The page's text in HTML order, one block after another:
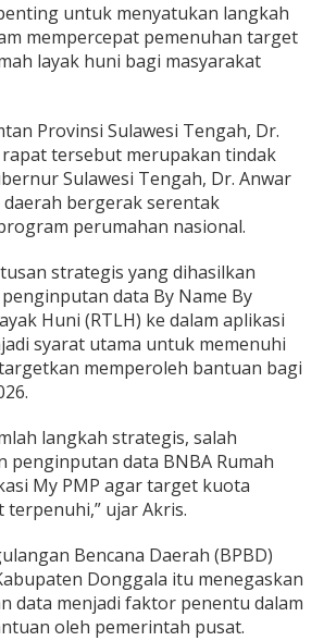
untuk menyatukan langkah
mempercepat pemenuhan target
layak huni bagi masyarakat
Provinsi Sulawesi Tengah, Dr.
tersebut merupakan tindak
Sulawesi Tengah, Dr. Anwar
bergerak serentak
perumahan nasional.
strategis yang dihasilkan
data By Name By
Huni (RTLH) ke dalam aplikasi
syarat utama untuk memenuhi
memperoleh bantuan bagi
langkah strategis, salah
data BNBA Rumah
My PMP agar target kuota
terpenuhi,” ujar Akris.
Bencana Daerah (BPBD)
Donggala itu menegaskan
data menjadi faktor penentu dalam
oleh pemerintah pusat.